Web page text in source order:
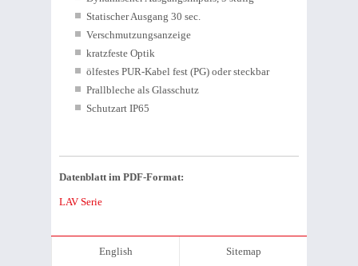
Statischer Ausgang 30 sec.
Verschmutzungsanzeige
kratzfeste Optik
ölfestes PUR-Kabel fest (PG) oder steckbar
Prallbleche als Glasschutz
Schutzart IP65
Datenblatt im PDF-Format:
LAV Serie
English Sitemap